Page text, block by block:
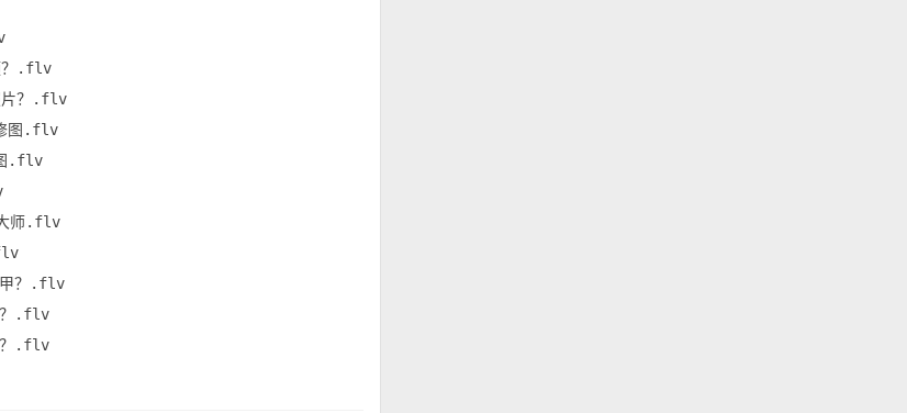
？.flv
片？.flv
修图.flv
图.flv
大师.flv
甲？.flv
？.flv
？.flv